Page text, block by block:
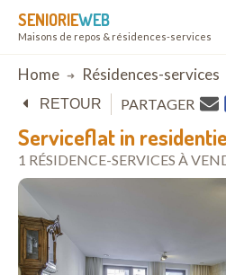
SENIORIEWEB
Maisons de repos & résidences-services
Breadcrumb
Home Résidences-services
Serviceflat in
1 RÉSIDENCE-SERVICES À
RETOUR PARTAGER
ouvrir dans Google Maps